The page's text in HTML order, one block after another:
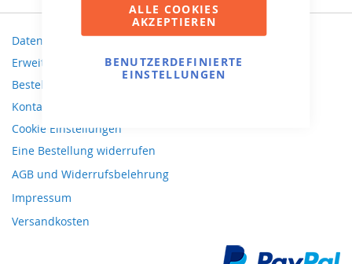
ALLE COOKIES
AKZEPTIEREN
BENUTZERDEFINIERTE
EINSTELLUNGEN
Datenschutz und Cookie-Richtlinien
Erweiterte Suche
Bestellungen und Rücksendungen
Kontaktieren Sie uns
Cookie Einstellungen
Eine Bestellung widerrufen
AGB und Widerrufsbelehrung
Impressum
Versandkosten